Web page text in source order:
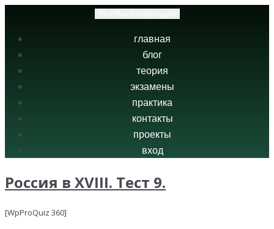
главная
блог
теория
экзамены
практика
контакты
проекты
вход
Россия в XVIII. Тест 9.
[WpProQuiz 360]